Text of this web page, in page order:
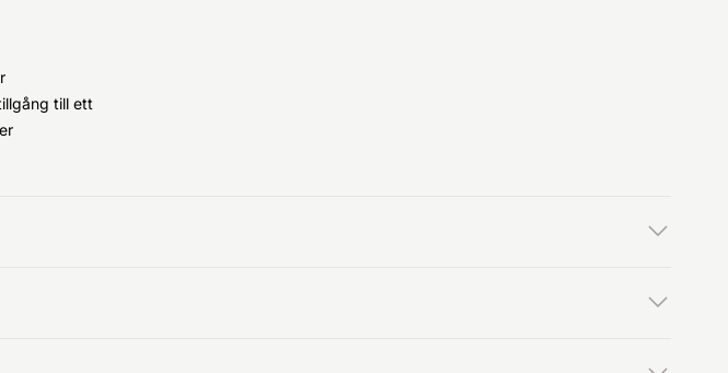
till ett